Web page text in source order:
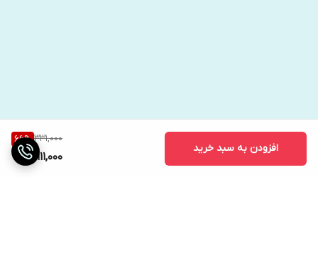
331,000
66%
111,000
افزودن به سبد خرید